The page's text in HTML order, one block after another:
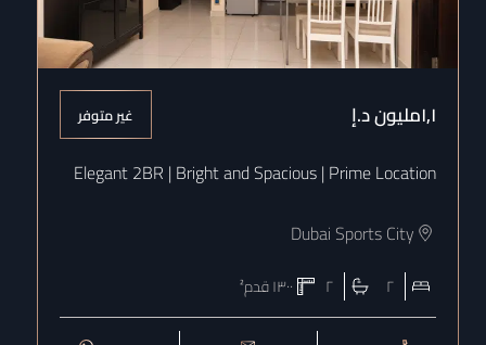
١٫١مليون د.إ غير متوفر
Elegant 2BR | Bright and Spacious | Prime Location
Dubai Sports City
٢ ٢ ١٣٠٠قدم²